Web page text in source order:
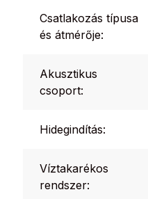
Csatlakozás típusa
és átmérője:
Akusztikus
csoport:
Hidegindítás:
Víztakarékos
rendszer: